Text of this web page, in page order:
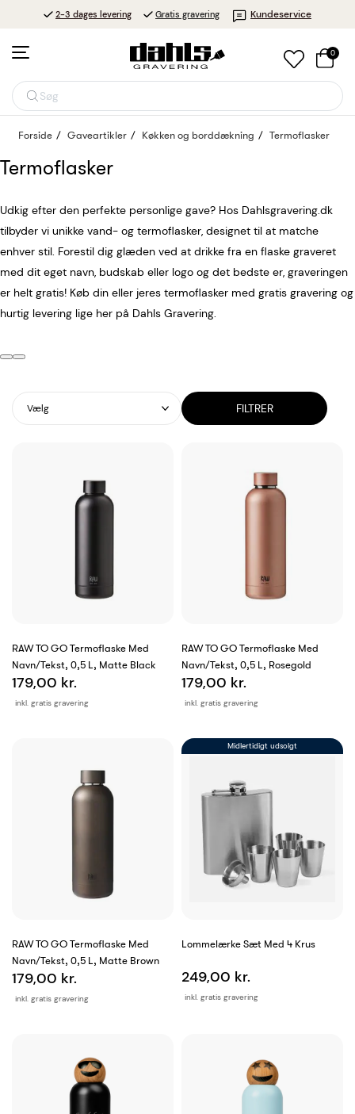
2-3 dages levering Gratis gravering Kundeservice
Søg
0
Forside Gaveartikler Køkken og borddækning Termoflasker
Termoflasker
Udkig efter den perfekte personlige gave? Hos Dahlsgravering.dk
tilbyder vi unikke vand- og termoflasker, designet til at matche
enhver stil. Forestil dig glæden ved at drikke fra en flaske graveret
med dit eget navn, budskab eller logo og det bedste er, graveringen
er helt gratis! Køb din eller jeres termoflasker med gratis gravering og
hurtig levering lige her på Dahls Gravering.
Vælg FILTRER
RAW TO GO Termoflaske Med
Navn/tekst, 0,5 L, Matte Black
inkl. gratis gravering
179,00 kr.
RAW TO GO Termoflaske Med
Navn/tekst, 0,5 L, Rosegold
inkl. gratis gravering
179,00 kr.
RAW TO GO Termoflaske Med
Navn/tekst, 0,5 L, Matte Brown
inkl. gratis gravering
179,00 kr.
Lommelærke Sæt Med 4 Krus
inkl. gratis gravering
249,00 kr.
Midlertidigt udsolgt